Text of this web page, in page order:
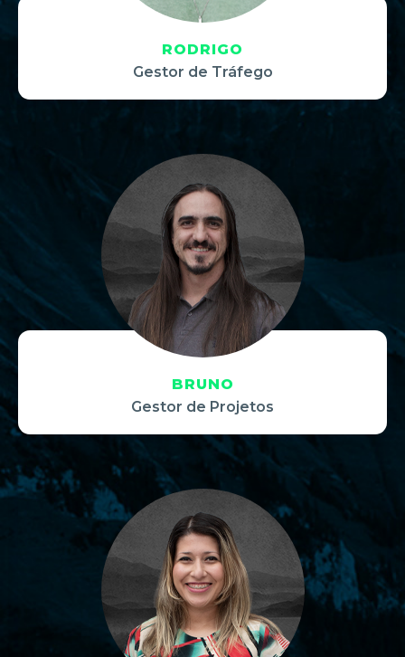
RODRIGO
Gestor de Tráfego
BRUNO
Gestor de Projetos